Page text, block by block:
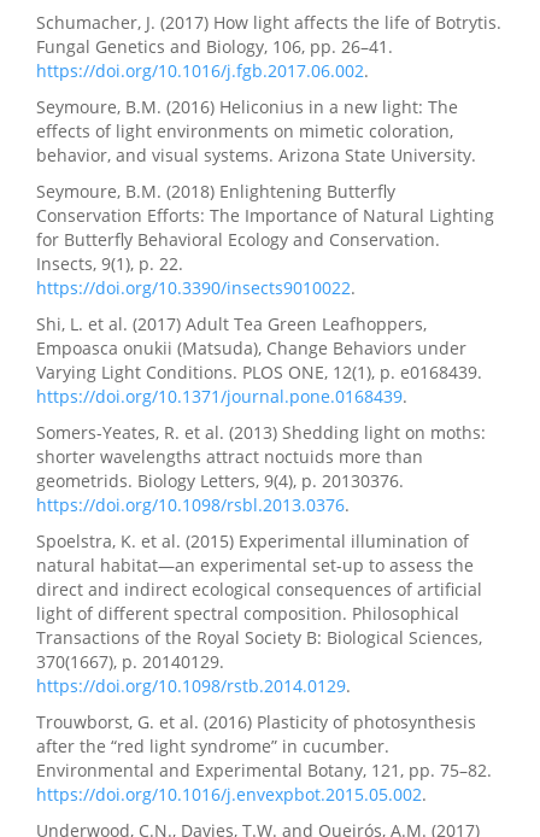
Schumacher, J. (2017) How light affects the life of Botrytis.
Fungal Genetics and Biology, 106, pp. 26–41.
https://doi.org/10.1016/j.fgb.2017.06.002.
Seymoure, B.M. (2016) Heliconius in a new light: The
effects of light environments on mimetic coloration,
behavior, and visual systems. Arizona State University.
Seymoure, B.M. (2018) Enlightening Butterfly
Conservation Efforts: The Importance of Natural Lighting
for Butterfly Behavioral Ecology and Conservation.
Insects, 9(1), p. 22.
https://doi.org/10.3390/insects9010022.
Shi, L. et al. (2017) Adult Tea Green Leafhoppers,
Empoasca onukii (Matsuda), Change Behaviors under
Varying Light Conditions. PLOS ONE, 12(1), p. e0168439.
https://doi.org/10.1371/journal.pone.0168439.
Somers-Yeates, R. et al. (2013) Shedding light on moths:
shorter wavelengths attract noctuids more than
geometrids. Biology Letters, 9(4), p. 20130376.
https://doi.org/10.1098/rsbl.2013.0376.
Spoelstra, K. et al. (2015) Experimental illumination of
natural habitat—an experimental set-up to assess the
direct and indirect ecological consequences of artificial
light of different spectral composition. Philosophical
Transactions of the Royal Society B: Biological Sciences,
370(1667), p. 20140129.
https://doi.org/10.1098/rstb.2014.0129.
Trouwborst, G. et al. (2016) Plasticity of photosynthesis
after the “red light syndrome” in cucumber.
Environmental and Experimental Botany, 121, pp. 75–82.
https://doi.org/10.1016/j.envexpbot.2015.05.002.
Underwood, C.N., Davies, T.W. and Queirós, A.M. (2017)